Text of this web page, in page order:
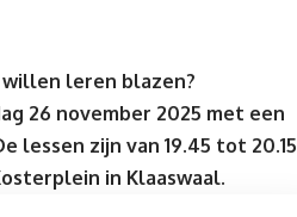
leren blazen?
26 november 2025 met een
lessen zijn van 19.45 tot 20.15
in Klaaswaal.